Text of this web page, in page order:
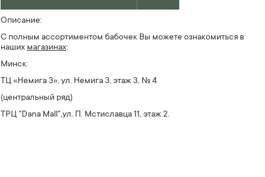
Описание:
С полным ассортиментом бабочек Вы можете ознакомиться в
наших магазинах:
Минск:
ТЦ «Немига 3», ул. Немига 3, этаж 3, № 4
(центральный ряд)
ТРЦ "Dana Mall",ул. П. Мстиславца 11, этаж 2.